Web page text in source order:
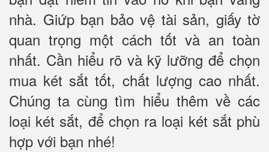
nhà. Giứp bạn bảo vệ tài sản, giấy tờ
quan trọng một cách tốt và an toàn
nhất. Cần hiểu rõ và kỹ lưỡng để chọn
mua két sắt tốt, chất lượng cao nhất.
Chúng ta cùng tìm hiểu thêm về các
loại két sắt, để chọn ra loại két sắt phù
hợp với bạn nhé!